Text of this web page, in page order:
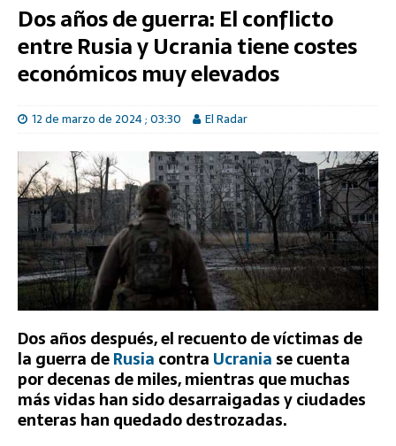
Dos años de guerra: El conflicto
entre Rusia y Ucrania tiene costes
económicos muy elevados
12 de marzo de 2024 ; 03:30 El Radar
Dos años después, el recuento de víctimas de
la guerra deRusia contra Ucrania se cuenta
por decenas de miles, mientras que muchas
más vidas han sido desarraigadas y ciudades
enteras han quedado destrozadas.